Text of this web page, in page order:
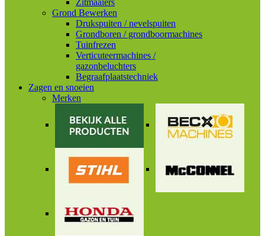
Zitmaaiers
Grond Bewerken
Drukspuiten / nevelspuiten
Grondboren / grondboormachines
Tuinfrezen
Verticuteermachines /
gazonbeluchters
Begraafplaatstechniek
Zagen en snoeien
Merken